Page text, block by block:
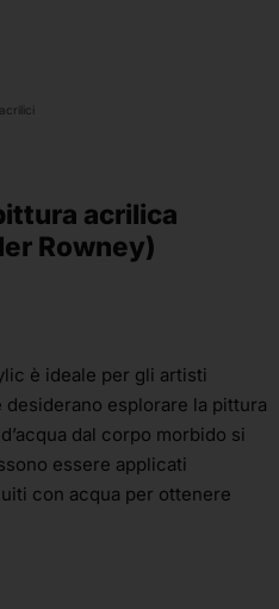
acrilica
Rowney)
è ideale per gli artisti
esplorare la pittura
dal corpo morbido si
essere applicati
con acqua per ottenere